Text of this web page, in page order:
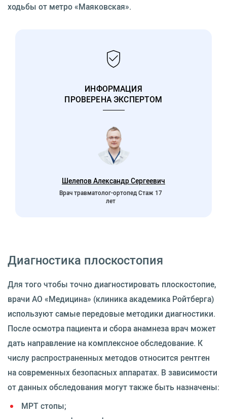
ходьбы от метро «Маяковская».
ИНФОРМАЦИЯ
ПРОВЕРЕНА ЭКСПЕРТОМ
Шелепов Александр Сергеевич
Врач травматолог-ортопед Стаж 17
лет
Диагностика плоскостопия
Для того чтобы точно диагностировать плоскостопие,
врачи АО «Медицина» (клиника академика Ройтберга)
используют самые передовые методики диагностики.
После осмотра пациента и сбора анамнеза врач может
дать направление на комплексное обследование. К
числу распространенных методов относится рентген
на современных безопасных аппаратах. В зависимости
от данных обследования могут также быть назначены:
МРТ стопы;